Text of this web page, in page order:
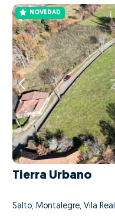
NOVEDAD
Tierra Urbano
Salto, Montalegre, Vila Real